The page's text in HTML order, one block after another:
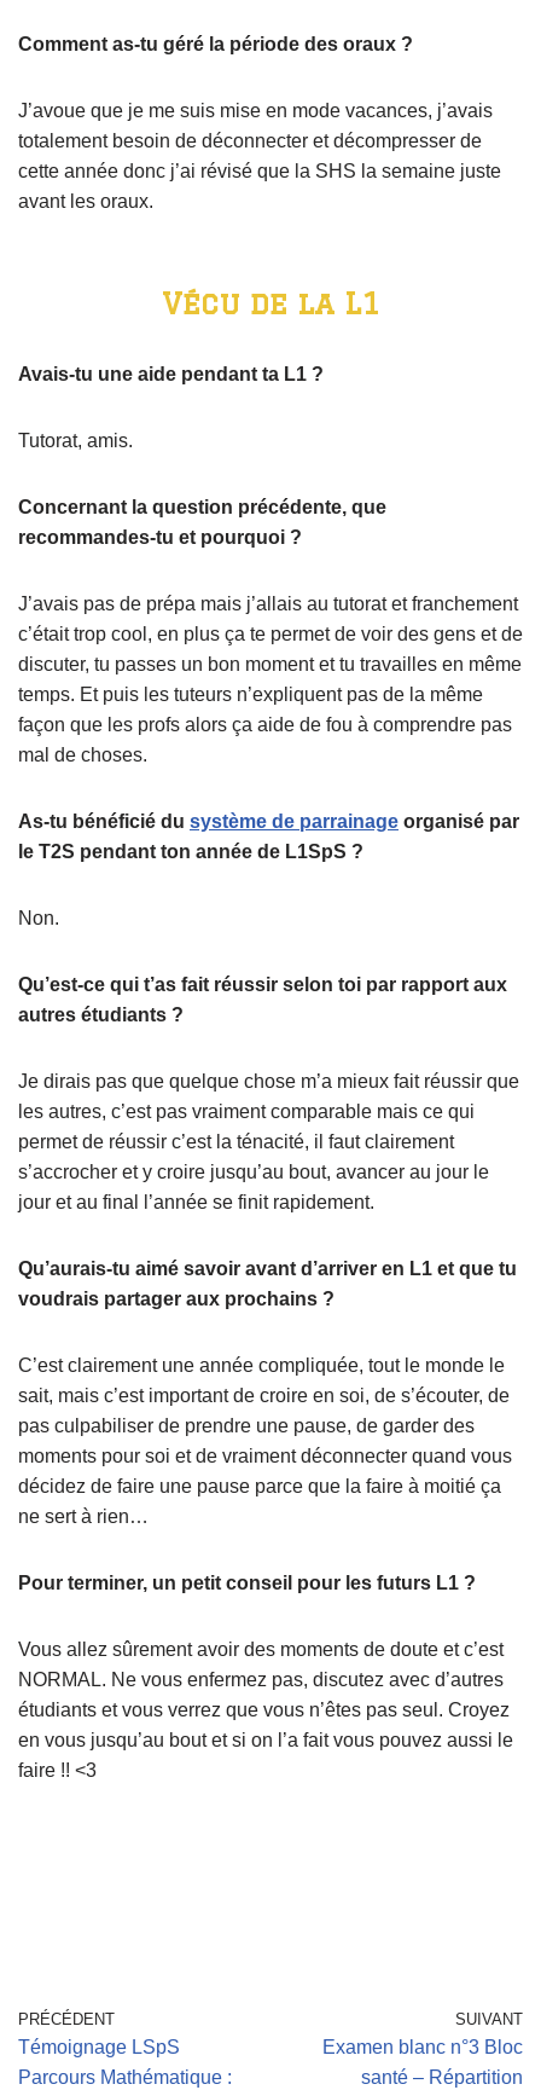
Comment as-tu géré la période des oraux ?
J’avoue que je me suis mise en mode vacances, j’avais
totalement besoin de déconnecter et décompresser de
cette année donc j’ai révisé que la SHS la semaine juste
avant les oraux.
Vécu de la L1
Avais-tu une aide pendant ta L1 ?
Tutorat, amis.
Concernant la question précédente, que
recommandes-tu et pourquoi ?
J’avais pas de prépa mais j’allais au tutorat et franchement
c’était trop cool, en plus ça te permet de voir des gens et de
discuter, tu passes un bon moment et tu travailles en même
temps. Et puis les tuteurs n’expliquent pas de la même
façon que les profs alors ça aide de fou à comprendre pas
mal de choses.
As-tu bénéficié du système de parrainage organisé par
le T2S pendant ton année de L1SpS ?
Non.
Qu’est-ce qui t’as fait réussir selon toi par rapport aux
autres étudiants ?
Je dirais pas que quelque chose m’a mieux fait réussir que
les autres, c’est pas vraiment comparable mais ce qui
permet de réussir c’est la ténacité, il faut clairement
s’accrocher et y croire jusqu’au bout, avancer au jour le
jour et au final l’année se finit rapidement.
Qu’aurais-tu aimé savoir avant d’arriver en L1 et que tu
voudrais partager aux prochains ?
C’est clairement une année compliquée, tout le monde le
sait, mais c’est important de croire en soi, de s’écouter, de
pas culpabiliser de prendre une pause, de garder des
moments pour soi et de vraiment déconnecter quand vous
décidez de faire une pause parce que la faire à moitié ça
ne sert à rien…
Pour terminer, un petit conseil pour les futurs L1 ?
Vous allez sûrement avoir des moments de doute et c’est
NORMAL. Ne vous enfermez pas, discutez avec d’autres
étudiants et vous verrez que vous n’êtes pas seul. Croyez
en vous jusqu’au bout et si on l’a fait vous pouvez aussi le
faire !! <3
PRÉCÉDENT
Témoignage LSpS
Parcours Mathématique :
SUIVANT
Examen blanc n°3 Bloc
santé – Répartition